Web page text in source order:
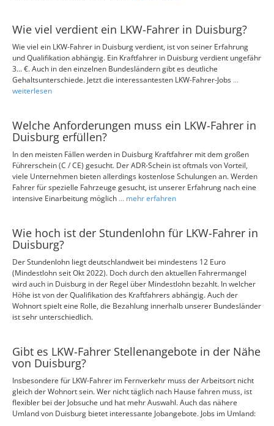
Wie viel verdient ein LKW-Fahrer in Duisburg?
Wie viel ein LKW-Fahrer in Duisburg verdient, ist von seiner Erfahrung
und Qualifikation abhängig. Ein Kraftfahrer in Duisburg verdient ungefähr
3... €. Auch in den einzelnen Bundesländern gibt es deutliche
Gehaltsunterschiede. Jetzt die interessantesten LKW-Fahrer-Jobs ...
weiterlesen
Welche Anforderungen muss ein LKW-Fahrer in
Duisburg erfüllen?
In den meisten Fällen werden in Duisburg Kraftfahrer mit dem großen
Führerschein (C / CE) gesucht. Der ADR-Schein ist oftmals von Vorteil,
viele Unternehmen bieten allerdings kostenlose Schulungen an. Werden
Fahrer für spezielle Fahrzeuge gesucht, ist unserer Erfahrung nach eine
intensive Einarbeitung möglich ... mehr erfahren
Wie hoch ist der Stundenlohn für LKW-Fahrer in
Duisburg?
Der Stundenlohn liegt deutschlandweit bei mindestens 12 Euro
(Mindestlohn seit Okt 2022). Doch durch den aktuellen Fahrermangel
wird auch in Duisburg in der Regel über Mindestlohn bezahlt. In welcher
Höhe ist von der Qualifikation des Kraftfahrers abhängig. Auch der
Wohnort spielt eine Rolle, die Bezahlung innerhalb unserer Bundesländer
ist sehr unterschiedlich.
Gibt es LKW-Fahrer Stellenangebote in der Nähe
von Duisburg?
Insbesondere für LKW-Fahrer im Fernverkehr muss der Arbeitsort nicht
gleich der Wohnort sein. Wer nicht täglich nach Hause fahren muss, ist
flexibler bei der Jobsuche und hat mehr Auswahl. Auch das nähere
Umland von Duisburg bietet interessante Jobangebote. Jobs im Umland: